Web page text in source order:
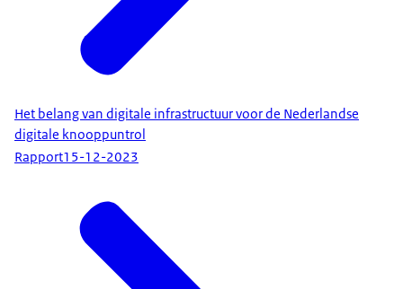
Het belang van digitale infrastructuur voor de Nederlandse
digitale knooppuntrol
Rapport15-12-2023